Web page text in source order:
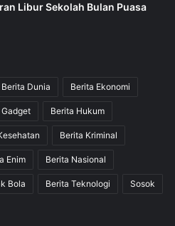
Libur Sekolah Bulan Puasa
Berita Dunia Berita Ekonomi
Berita Hukum
Berita Kriminal
Enim Berita Nasional
Bola Berita Teknologi Sosok